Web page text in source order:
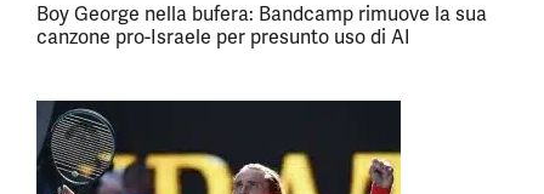
Boy George nella bufera: Bandcamp rimuove la sua
canzone pro-Israele per presunto uso di AI